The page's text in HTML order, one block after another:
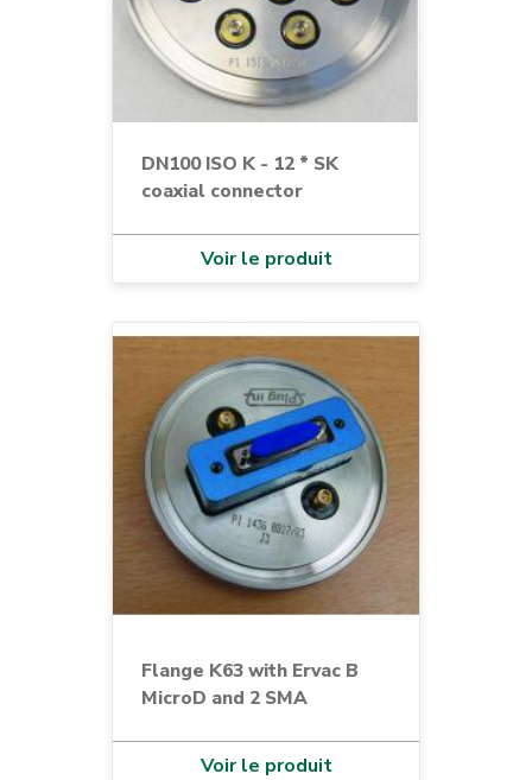
DN100 ISO K - 12 * SK
coaxial connector
Voir le produit
Flange K63 with Ervac B
MicroD and 2 SMA
Voir le produit